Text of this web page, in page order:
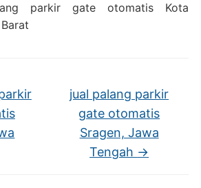
parkir gate otomatis Kota
jual palang parkir
gate otomatis
Sragen, Jawa
Tengah →